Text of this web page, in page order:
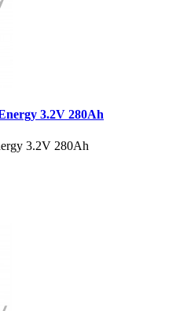
3.2V 280Ah
3.2V 280Ah